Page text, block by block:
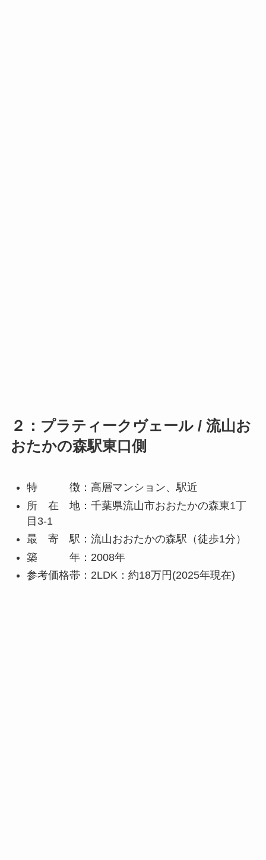
２：プラティークヴェール / 流山お
おたかの森駅東口側
特 徴：高層マンション、駅近
所 在 地：千葉県流山市おおたかの森東1丁
目3-1
最 寄 駅：流山おおたかの森駅（徒歩1分）
築 年：2008年
参考価格帯：2LDK：約18万円(2025年現在)